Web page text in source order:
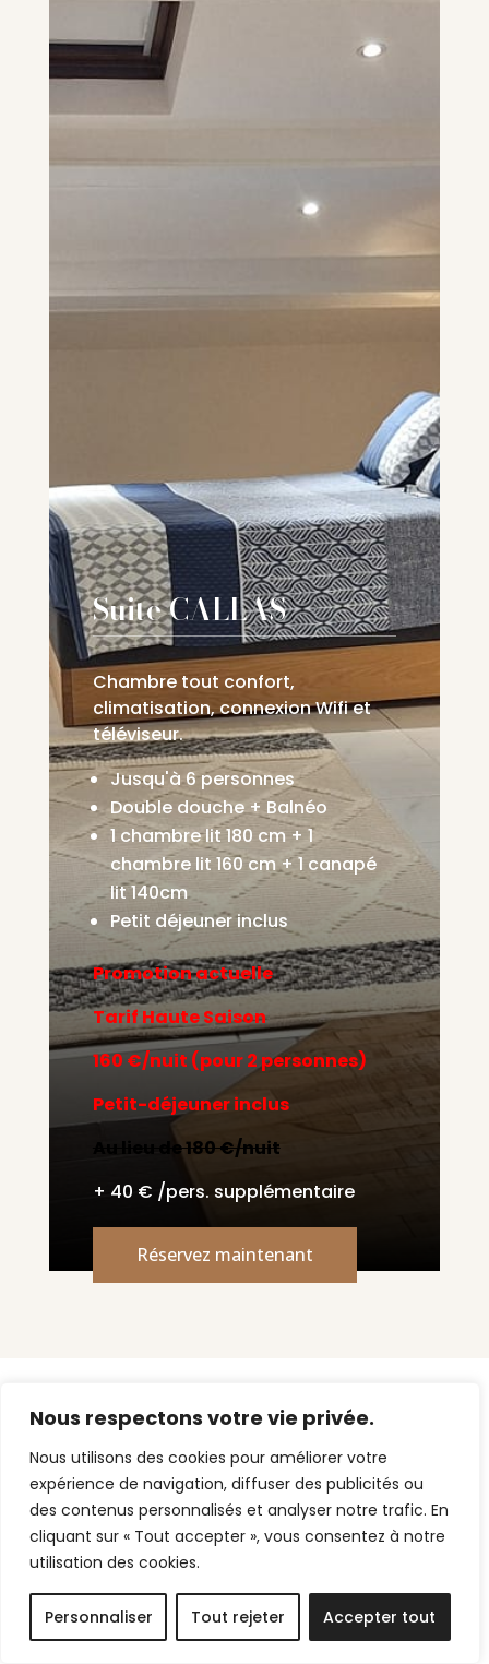
Nous respectons votre vie privée.
Nous utilisons des cookies pour améliorer votre
expérience de navigation, diffuser des publicités ou
des contenus personnalisés et analyser notre trafic. En
cliquant sur « Tout accepter », vous consentez à notre
utilisation des cookies.
Personnaliser Tout rejeter Accepter tout
Suite CALLAS
Chambre tout confort,
climatisation, connexion Wifi et
téléviseur.
Jusqu'à 6 personnes
Double douche + Balnéo
1 chambre lit 180 cm + 1
chambre lit 160 cm + 1 canapé
lit 140cm
Petit déjeuner inclus
Promotion actuelle
Tarif Haute Saison
160 €/nuit (pour 2 personnes)
Petit-déjeuner inclus
Au lieu de 180 €/nuit
+ 40 € /pers. supplémentaire
Réservez maintenant
Informations
Equipementset
informations utiles